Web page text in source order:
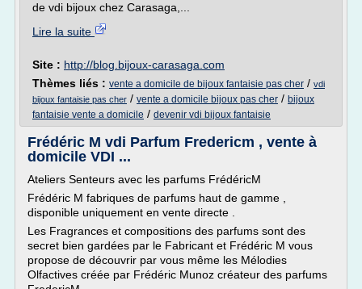
de vdi bijoux chez Carasaga,...
Lire la suite
Site : http://blog.bijoux-carasaga.com
Thèmes liés : vente a domicile de bijoux fantaisie pas cher / vdi
bijoux fantaisie pas cher / vente a domicile bijoux pas cher / bijoux
fantaisie vente a domicile / devenir vdi bijoux fantaisie
Frédéric M vdi Parfum Fredericm , vente à
domicile VDI ...
Ateliers Senteurs avec les parfums FrédéricM
Frédéric M fabriques de parfums haut de gamme ,
disponible uniquement en vente directe .
Les Fragrances et compositions des parfums sont des
secret bien gardées par le Fabricant et Frédéric M vous
propose de découvrir par vous même les Mélodies
Olfactives créée par Frédéric Munoz créateur des parfums